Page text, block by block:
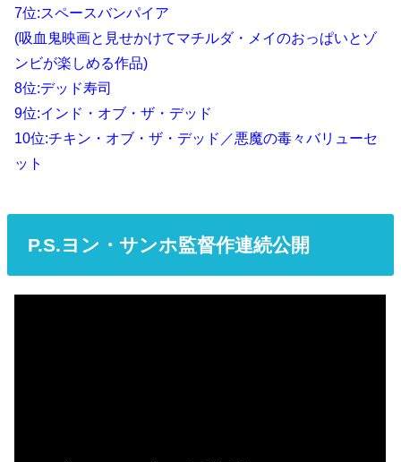
7位:スペースバンパイア
(吸血鬼映画と見せかけてマチルダ・メイのおっぱいとゾ
ンビが楽しめる作品)
8位:デッド寿司
9位:インド・オブ・ザ・デッド
10位:チキン・オブ・ザ・デッド／悪魔の毒々バリューセ
ット
P.S.ヨン・サンホ監督作連続公開